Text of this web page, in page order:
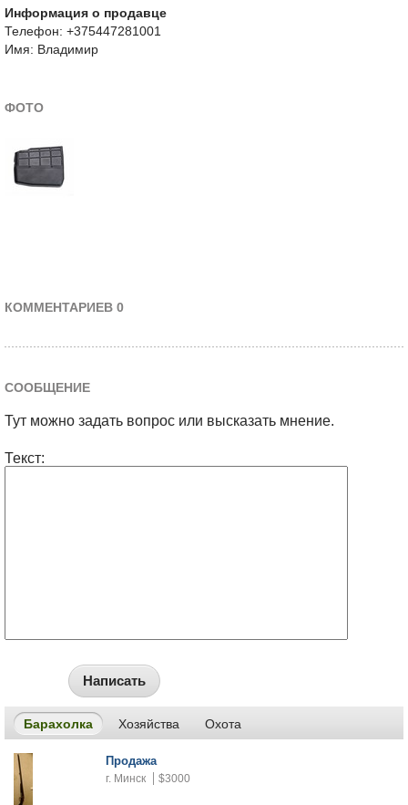
Информация о продавце
Телефон: +375447281001
Имя: Владимир
ФОТО
КОММЕНТАРИЕВ 0
СООБЩЕНИЕ
Тут можно задать вопрос или высказать мнение.
Текст:
Написать
Барахолка Хозяйства Охота
Продажа
г. Минск $3000